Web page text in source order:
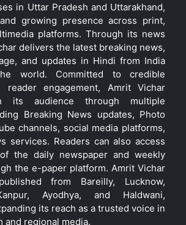
in Uttar Pradesh and Uttarakhand,
growing presence across print,
platforms. Through its news
delivers the latest breaking news,
and updates in Hindi from India
world. Committed to credible
reader engagement, Amrit Vichar
its audience through multiple
Breaking News updates, Photo
channels, social media platforms,
services. Readers can also access
the daily newspaper and weekly
the e-paper platform. Amrit Vichar
from Bareilly, Lucknow,
Ayodhya, and Haldwani,
its reach as a trusted voice in
and regional media.